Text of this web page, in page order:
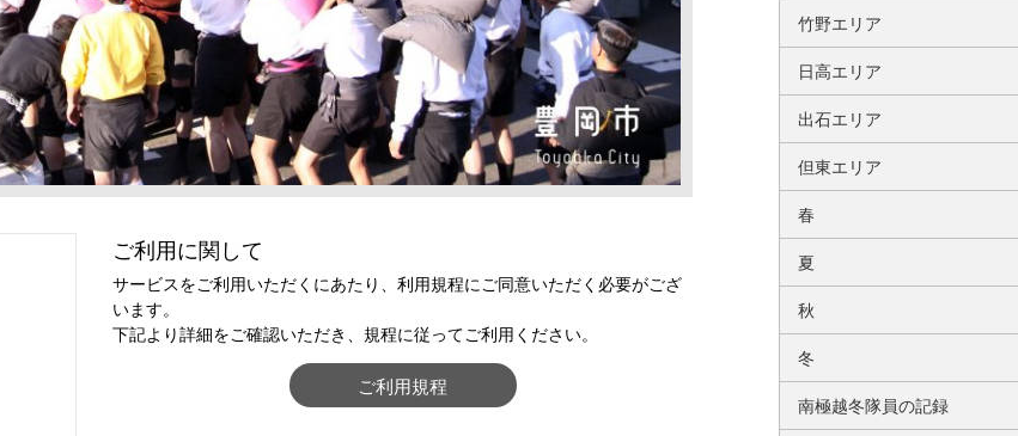
ご利用に関して
サービスをご利用いただくにあたり、利用規程にご同意いただく必要がござ
います。
下記より詳細をご確認いただき、規程に従ってご利用ください。
ご利用規程
竹野エリア
日高エリア
出石エリア
但東エリア
春
夏
秋
冬
南極越冬隊員の記録